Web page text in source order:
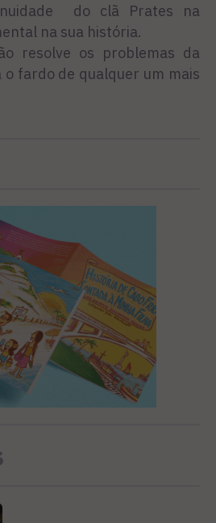
do clã Prates na
na sua história.
resolve os problemas da
fardo de qualquer um mais